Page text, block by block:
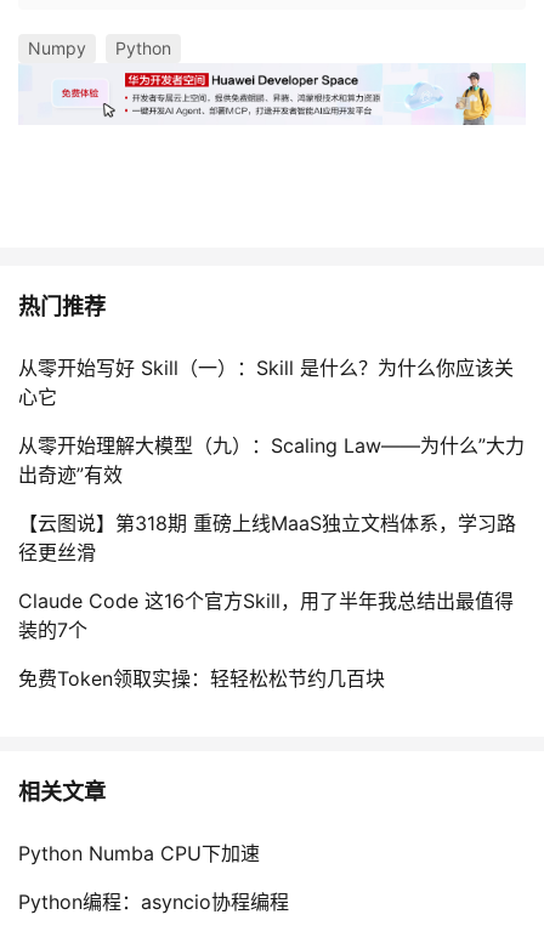
Numpy Python
热门推荐
从零开始写好 Skill（一）：Skill 是什么？为什么你应该关
心它
从零开始理解大模型（九）：Scaling Law——为什么”大力
出奇迹”有效
【云图说】第318期 重磅上线MaaS独立文档体系，学习路
径更丝滑
Claude Code 这16个官方Skill，用了半年我总结出最值得
装的7个
免费Token领取实操：轻轻松松节约几百块
相关文章
Python Numba CPU下加速
Python编程：asyncio协程编程